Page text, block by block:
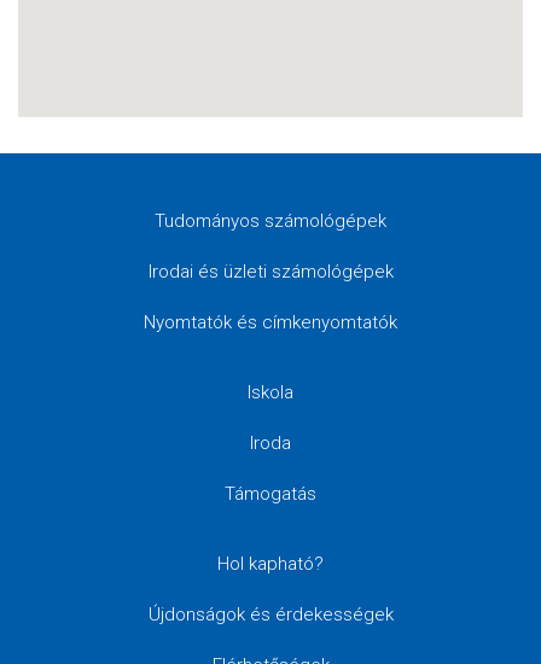
Tudományos számológépek
Irodai és üzleti számológépek
Nyomtatók és címkenyomtatók
Iskola
Iroda
Támogatás
Hol kapható?
Újdonságok és érdekességek